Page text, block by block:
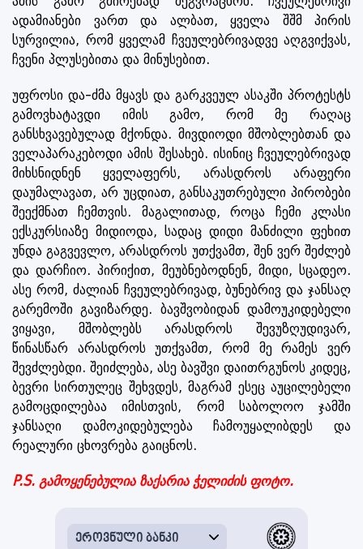
ადამიანები ვართ და ალბათ, ყველა შშმ პირის
სურვილია, რომ ყველამ ჩვეულებრივადვე აღგვიქვას,
ჩვენი პლუსებითა და მინუსებით.
უფროსი და-ძმა მყავს და გარკვეულ ასაკში პროტესტს
გამოვხატავდი იმის გამო, რომ მე რაღაც
განსხვავებულად მქონდა. მივდიოდი მშობლებთან და
ველაპარაკებოდი ამის შესახებ. ისინიც ჩვეულებრივად
მიხსნიდნენ ყველაფერს, არასდროს არაფერი
დაუმალავათ, არ უცდიათ, განსაკუთრებული პირობები
შეექმნათ ჩემთვის. მაგალითად, როცა ჩემი კლასი
ექსკურსიაზე მიდიოდა, სადაც დიდი მანძილი ფეხით
უნდა გაგვევლო, არასდროს უთქვამთ, შენ ვერ შეძლებ
და დარჩიო. პირიქით, მეუბნებოდნენ, მიდი, სცადეო.
ასე რომ, ძალიან ჩვეულებრივად, ბუნებრივ და ჯანსაღ
გარემოში გავიზარდე. ბავშვობიდან დამოუკიდებელი
ვიყავი, მშობლებს არასდროს შევუზღუდივარ,
წინასწარ არასდროს უთქვამთ, რომ მე რამეს ვერ
შევძლებდი. შეიძლება, ასე ბავშვი დაითრგუნოს კიდეც,
ბევრი სირთულეც შეხვდეს, მაგრამ ესეც აუცილებელი
გამოცდილებაა იმისთვის, რომ საბოლოო ჯამში
ჯანსაღი დამოკიდებულება ჩამოუყალიბდეს და
რეალური ცხოვრება გაიცნოს.
P.S. გამოყენებულია ზაქარია ჭელიძის ფოტო.